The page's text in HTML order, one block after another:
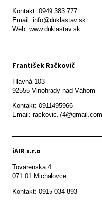
Kontakt: 0949 383 777
Email: info@duklastav.sk
Web: www.duklastav.sk
František Račkovič
Hlavná 103
92555 Vinohrady nad Váhom
Kontakt: 0911495966
Email: rackovic.74@gmail.com
iAIR s.r.o
Tovarenska 4
071 01 Michalovce